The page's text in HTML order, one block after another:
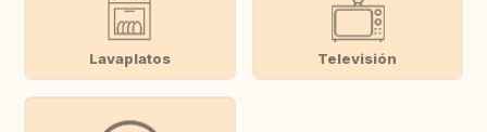
Lavaplatos Televisión